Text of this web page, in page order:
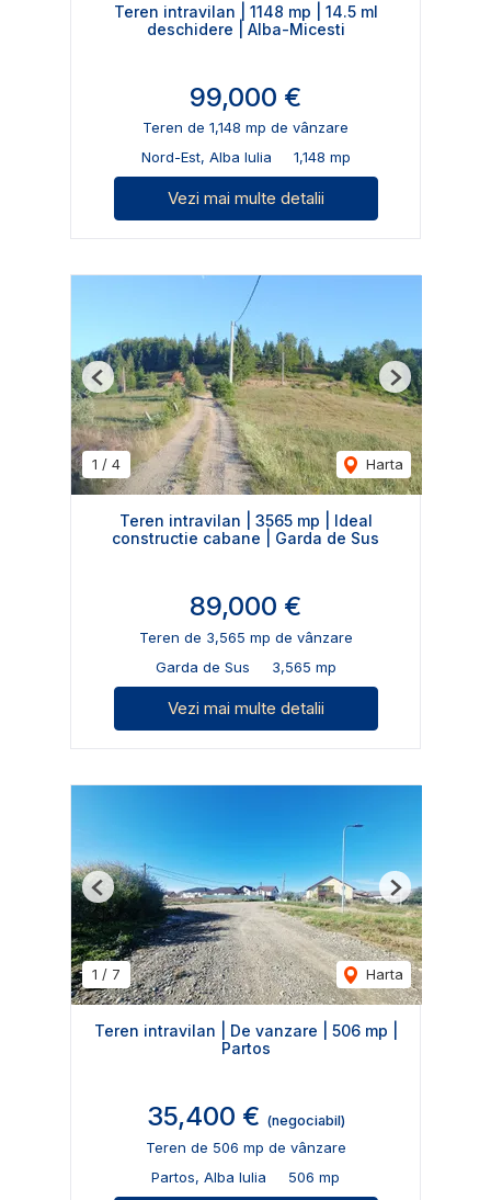
Teren intravilan | 1148 mp | 14.5 ml
deschidere | Alba-Micesti
99,000 €
Teren de 1,148 mp de vânzare
Nord-Est, Alba Iulia
1,148 mp
Vezi mai multe detalii
1 / 4 Harta
Previous Next
Teren intravilan | 3565 mp | Ideal
constructie cabane | Garda de Sus
89,000 €
Teren de 3,565 mp de vânzare
Garda de Sus
3,565 mp
Vezi mai multe detalii
1 / 7 Harta
Previous Next
Teren intravilan | De vanzare | 506 mp |
Partos
35,400 € (negociabil)
Teren de 506 mp de vânzare
Partos, Alba Iulia
506 mp